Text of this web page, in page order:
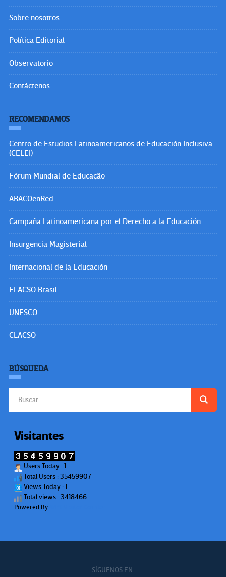
Sobre nosotros
Política Editorial
Observatorio
Contáctenos
RECOMENDAMOS
Centro de Estudios Latinoamericanos de Educación Inclusiva
(CELEI)
Fórum Mundial de Educação
ABACOenRed
Campaña Latinoamericana por el Derecho a la Educación
Insurgencia Magisterial
Internacional de la Educación
FLACSO Brasil
UNESCO
CLACSO
BÚSQUEDA
Visitantes
Users Today : 1
Total Users : 35459907
Views Today : 1
Total views : 3418466
Powered By
SÍGUENOS EN: